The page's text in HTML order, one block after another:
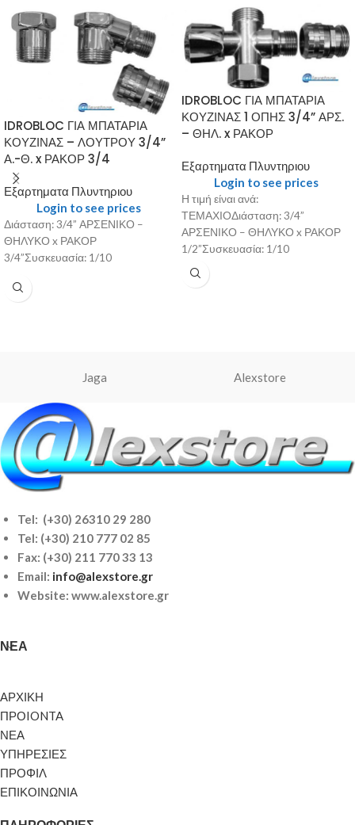
IDROBLOC ΓΙΑ ΜΠΑΤΑΡΙΑ
ΚΟΥΖΙΝΑΣ – ΛΟΥΤΡΟΥ 3/4”
Α.-Θ. x ΡΑΚΟΡ 3/4
Εξαρτηματα Πλυντηριου
Login to see prices
Διάσταση: 3/4” ΑΡΣΕΝΙΚΟ –
ΘΗΛΥΚΟ x ΡΑΚΟΡ
3/4”Συσκευασία: 1/10
IDROBLOC ΓΙΑ ΜΠΑΤΑΡΙΑ
ΚΟΥΖΙΝΑΣ 1 ΟΠΗΣ 3/4” ΑΡΣ.
– ΘΗΛ. x ΡΑΚΟΡ
Εξαρτηματα Πλυντηριου
Login to see prices
Η τιμή είναι ανά:
ΤΕΜΑΧΙΟΔιάσταση: 3/4”
ΑΡΣΕΝΙΚΟ – ΘΗΛΥΚΟ x ΡΑΚΟΡ
1/2”Συσκευασία: 1/10
Jaga Alexstore
Tel: (+30) 26310 29 280
Tel: (+30) 210 777 02 85
Fax: (+30) 211 770 33 13
Email: info@alexstore.gr
Website: www.alexstore.gr
ΝΈΑ
ΑΡΧΙΚΗ
ΠΡΟIONTA
ΝΕΑ
ΥΠΗΡΕΣΙΕΣ
ΠΡΟΦΙΛ
ΕΠΙΚΟΙΝΩΝΙΑ